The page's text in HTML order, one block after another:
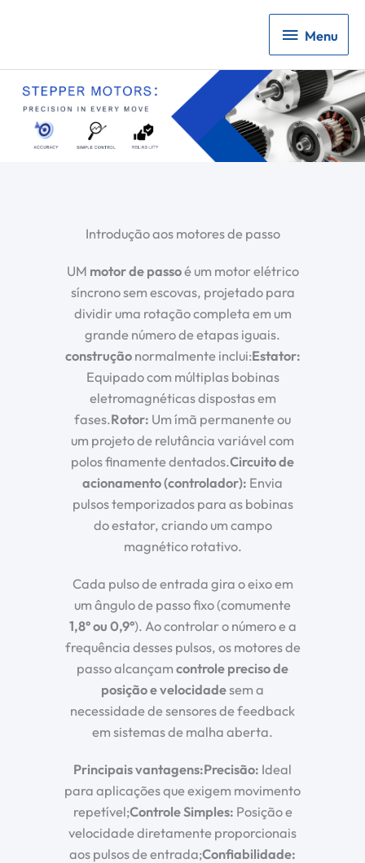
Menu
Menu
Introdução aos motores de passo
UM motor de passoé um motor elétrico
síncrono sem escovas, projetado para
dividir uma rotação completa em um
grande número de etapas iguais.
construçãonormalmente inclui:Estator:
Equipado com múltiplas bobinas
eletromagnéticas dispostas em
fases.Rotor: Um ímã permanente ou
um projeto de relutância variável com
polos finamente dentados.Circuito de
acionamento (controlador): Envia
pulsos temporizados para as bobinas
do estator, criando um campo
magnético rotativo.
Cada pulso de entrada gira o eixo em
um ângulo de passo fixo (comumente
1,8° ou 0,9°). Ao controlar o número e a
frequência desses pulsos, os motores de
passo alcançam controle preciso de
posição e velocidadesem a
necessidade de sensores de feedback
em sistemas de malha aberta.
Principais vantagens:Precisão: Ideal
para aplicações que exigem movimento
repetível;Controle Simples: Posição e
velocidade diretamente proporcionais
aos pulsos de entrada;Confiabilidade: